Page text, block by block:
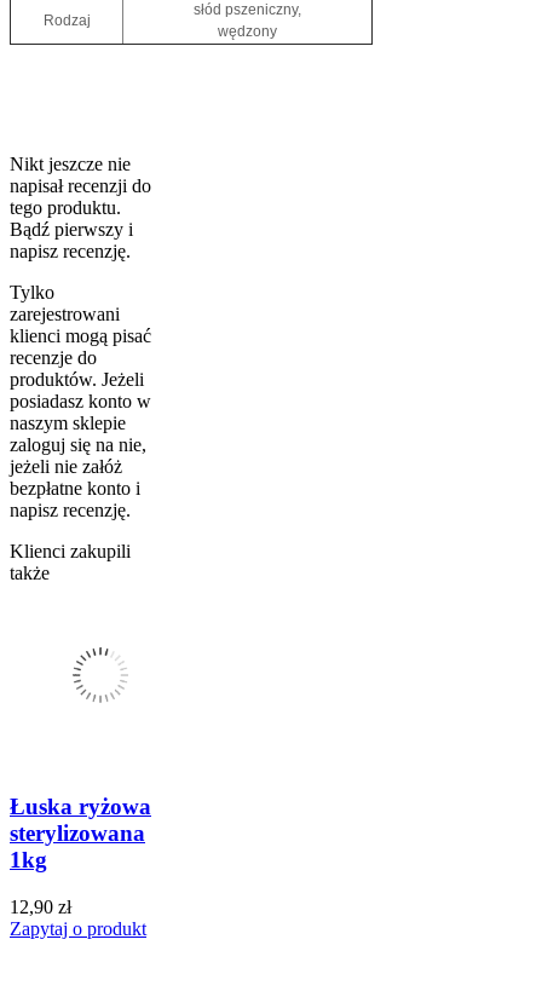
Rodzaj
słód pszeniczny,
wędzony
Nikt jeszcze nie
napisał recenzji do
tego produktu.
Bądź pierwszy i
napisz recenzję.
Tylko
zarejestrowani
klienci mogą pisać
recenzje do
produktów. Jeżeli
posiadasz konto w
naszym sklepie
zaloguj się na nie,
jeżeli nie załóż
bezpłatne konto i
napisz recenzję.
Klienci zakupili
także
Łuska ryżowa
sterylizowana
1kg
12,90 zł
Zapytaj o produkt